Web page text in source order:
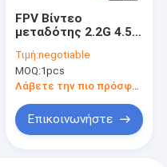
FPV Βίντεο
μεταδότης 2.2G 4.5W
Συσκευές Drone
μακρινών
αποστάσεων VTX
Τιμή:negotiable
MOQ:1pcs
Λάβετε την πιο πρόσφατη τιμή
Επικοινωνήστε